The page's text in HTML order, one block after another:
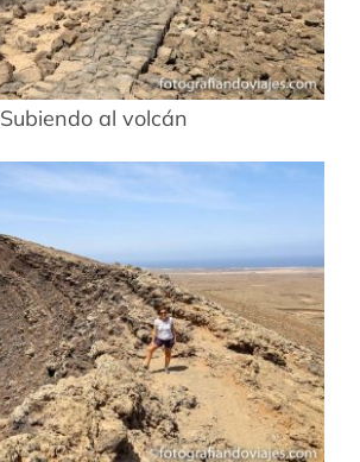
Subiendo al volcán